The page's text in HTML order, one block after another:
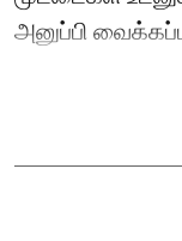
அனுப்பி